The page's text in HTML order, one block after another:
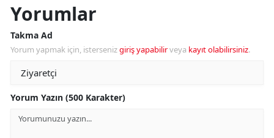
Yorumlar
Takma Ad
Yorum yapmak için, istersenizgiriş yapabilirveya kayıt olabilirsiniz.
Yorum Yazın (500 Karakter)